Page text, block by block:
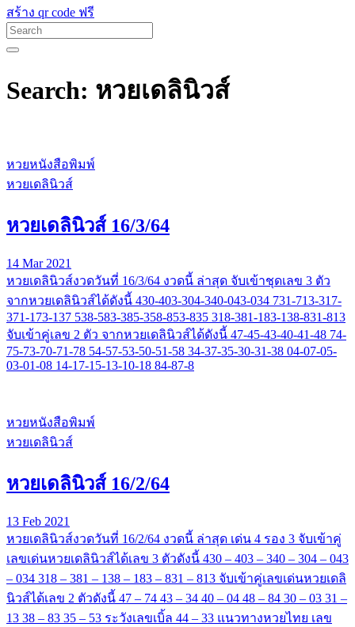
สร้าง qr code ฟรี
Search: หวยเดลินิวส์
หวยหนังสือพิมพ์
หวยเดลินิวส์
หวยเดลินิวส์ 16/3/64
14 Mar 2021
หวยเดลินิวส์งวดวันที่ 16/3/64 งวดนี้ ล่าสุด จับเข้าชุดเลข 3 ตัว
จากหวยเดลินิวส์ได้ดังนี้ 430-403-304-340-043-034 731-713-317-
371-173-137 538-583-385-358-853-835 318-381-183-138-831-813
จับเข้าคู่เลข 2 ตัว จากหวยเดลินิวส์ได้ดังนี้ 47-45-43-40-41-48 74-
75-73-70-71-78 54-57-53-50-51-58 34-37-35-30-31-38 04-07-05-
03-01-08 14-17-15-13-10-18 84-87-8
หวยหนังสือพิมพ์
หวยเดลินิวส์
หวยเดลินิวส์ 16/2/64
13 Feb 2021
หวยเดลินิวส์งวดวันที่ 16/2/64 งวดนี้ ล่าสุด เด่น 4 รอง 3 จับเข้าคู่
เลขเด่นหวยเดลินิวส์ได้เลข 3 ตัวดังนี้ 430 – 403 – 340 – 304 – 043
– 034 318 – 381 – 138 – 183 – 831 – 813 จับเข้าคู่เลขเด่นหวยเดลิ
นิวส์ได้เลข 2 ตัวดังนี้ 47 – 74 43 – 34 40 – 04 48 – 84 30 – 03 31 –
13 38 – 83 35 – 53 ระวังเลขเบิ้ล 44 – 33 แนวทางหวยไทย เลข